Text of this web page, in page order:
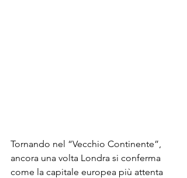
Tornando nel “Vecchio Continente”,
ancora una volta Londra si conferma
come la capitale europea più attenta